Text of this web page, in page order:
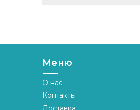
Меню
О нас
Контакты
Доставка